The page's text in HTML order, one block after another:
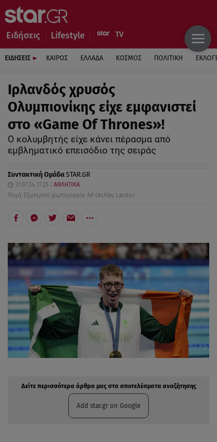
Ειδήσεις Lifestyle
ΕΙΔΗΣΕΙΣ ΚΑΙΡΟΣ ΕΛΛΑΔΑ ΚΟΣΜΟΣ ΠΟΛΙΤΙΚΗ
Ιρλανδός χρυσός
Ολυμπιονίκης είχε εμφανιστεί
στο «Game Of Thrones»!
Ο κολυμβητής είχε κάνει πέρασμα από
εμβληματικό επεισόδιο της σειράς
Συντακτική ΟμάδαSTAR.GR
31.07.24, 17:25
ΑΘΛΗΤΙΚΑ
Πηγή: Εξωτερική φωτογραφία: AP (Ashley Landis)
Δείτε περισσότερα άρθρα μας στα αποτελέσματα αναζήτησης
Add star.gr on Google